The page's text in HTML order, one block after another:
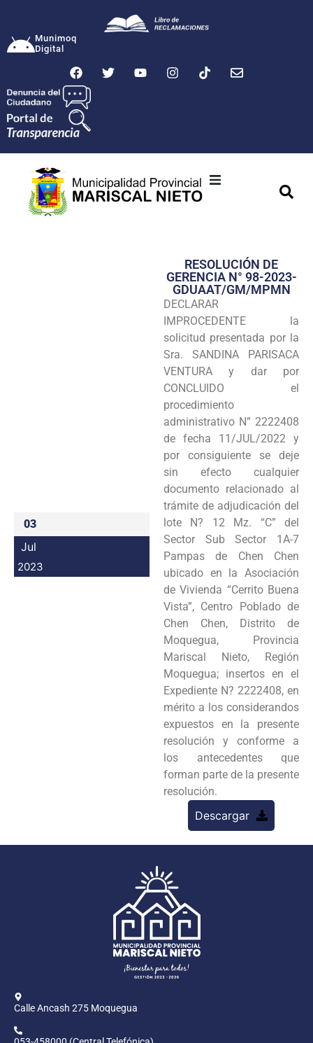
Munimoq
Digital
Transparencia
Seguridad
Programas
Intranet
03
Jul
2023
RESOLUCIÓN DE
GERENCIA N° 98-2023-
GDUAAT/GM/MPMN
DECLARAR
IMPROCEDENTE la
solicitud presentada por la
Sra. SANDINA PARISACA
VENTURA y dar por
CONCLUIDO el
procedimiento
administrativo N” 2222408
de fecha 11/JUL/2022 y
por consiguiente se deje
sin efecto cualquier
documento relacionado al
trámite de adjudicación del
lote N? 12 Mz. “C” del
Sector Sub Sector 1A-7
Pampas de Chen Chen
ubicado en la Asociación
de Vivienda “Cerrito Buena
Vista”, Centro Poblado de
Chen Chen, Distrito de
Moquegua, Provincia
Mariscal Nieto, Región
Moquegua; insertos en el
Expediente N? 2222408, en
mérito a los considerandos
expuestos en la presente
resolución y conforme a
los antecedentes que
forman parte de la presente
resolución.
Descargar
Calle Ancash 275 Moquegua